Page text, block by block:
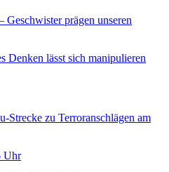
prägen unseren
lässt sich manipulieren
Strecke zu Terroranschlägen am
Uhr